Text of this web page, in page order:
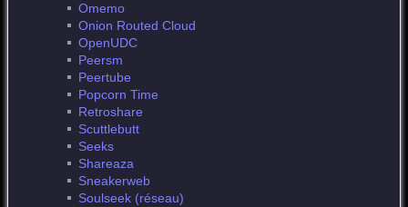
Omemo
Onion Routed Cloud
OpenUDC
Peersm
Peertube
Popcorn Time
Retroshare
Scuttlebutt
Seeks
Shareaza
Sneakerweb
Soulseek (réseau)